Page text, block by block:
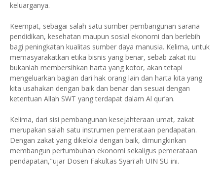
keluarganya.
Keempat, sebagai salah satu sumber pembangunan sarana
pendidikan, kesehatan maupun sosial ekonomi dan berlebih
bagi peningkatan kualitas sumber daya manusia. Kelima, untuk
memasyarakatkan etika bisnis yang benar, sebab zakat itu
bukanlah membersihkan harta yang kotor, akan tetapi
mengeluarkan bagian dari hak orang lain dan harta kita yang
kita usahakan dengan baik dan benar dan sesuai dengan
ketentuan Allah SWT yang terdapat dalam Al qur’an.
Kelima, dari sisi pembangunan kesejahteraan umat, zakat
merupakan salah satu instrumen pemerataan pendapatan.
Dengan zakat yang dikelola dengan baik, dimungkinkan
membangun pertumbuhan ekonomi sekaligus pemerataan
pendapatan,"ujar Dosen Fakultas Syari'ah UIN SU ini.